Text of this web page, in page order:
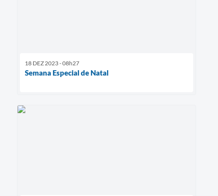
18 DEZ 2023 - 08h27
Semana Especial de Natal